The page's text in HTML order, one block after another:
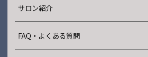
サロン紹介
FAQ・よくある質問